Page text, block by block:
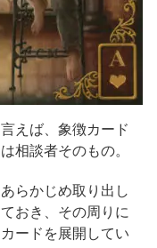
言えば、象徴カード
は相談者そのもの。
あらかじめ取り出し
ておき、その周りに
カードを展開してい